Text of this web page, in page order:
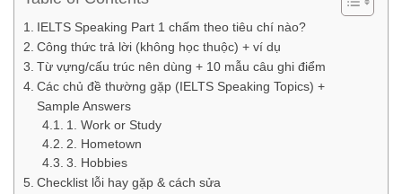
IELTS Speaking Part 1 chấm theo tiêu chí nào?
Công thức trả lời (không học thuộc) + ví dụ
Từ vựng/cấu trúc nên dùng + 10 mẫu câu ghi điểm
Các chủ đề thường gặp (IELTS Speaking Topics) +
Sample Answers
1. Work or Study
2. Hometown
3. Hobbies
Checklist lỗi hay gặp & cách sửa